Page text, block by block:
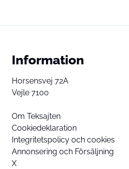
Information
Horsensvej 72A
Vejle 7100
Om Teksajten
Cookiedeklaration
Integritetspolicy och cookies
Annonsering och Försäljning
X